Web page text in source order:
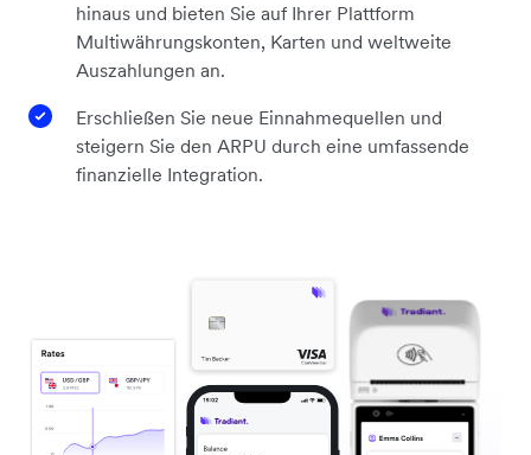
hinaus und bieten Sie auf Ihrer Plattform
Multiwährungskonten, Karten und weltweite
Auszahlungen an.
Erschließen Sie neue Einnahmequellen und
steigern Sie den ARPU durch eine umfassende
finanzielle Integration.